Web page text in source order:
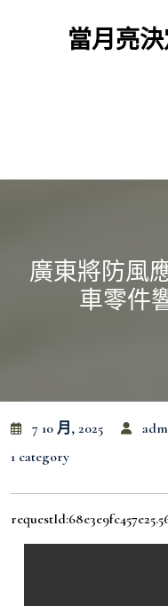
當月亮
廣東將防風
車零件
7 10 月, 2025
1 category